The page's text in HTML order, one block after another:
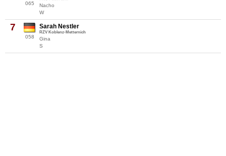
065
Nacho
W
7
058
Sarah Nestler
RZV Koblenz-Metternich
Gina
S